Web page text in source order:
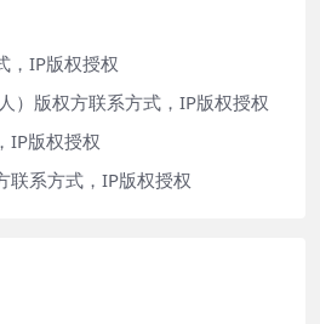
，IP版权授权
）版权方联系方式，IP版权授权
IP版权授权
联系方式，IP版权授权